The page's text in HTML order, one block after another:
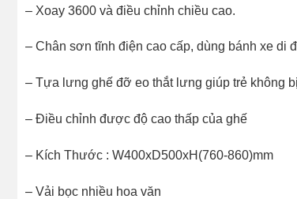
– Xoay 3600 và điều chỉnh chiều cao.
– Chân sơn tĩnh điện cao cấp, dùng bánh xe di
– Tựa lưng ghế đỡ eo thắt lưng giúp trẻ không
– Điều chỉnh được độ cao thấp của ghế
– Kích Thước : W400xD500xH(760-860)mm
– Vải bọc nhiều hoa văn